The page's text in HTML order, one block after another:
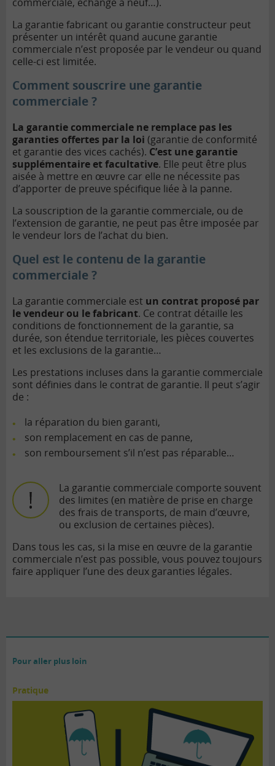
La garantie fabricant ou garantie constructeur peut
présenter un intérêt quand aucune garantie
commerciale n’est proposée par le vendeur ou quand
celle-ci est limitée.
Comment souscrire une garantie
commerciale ?
La garantie commerciale ne remplace pas les
garanties offertes par la loi (garantie de conformité
et garantie des vices cachés). C’est une garantie
supplémentaire et facultative. Elle peut être plus
aisée à mettre en œuvre car elle ne nécessite pas
d’apporter de preuve spécifique liée à la panne.
La souscription de la garantie commerciale, ou de
l’extension de garantie, ne peut pas être imposée par
le vendeur lors de l’achat du bien.
Quel est le contenu de la garantie
commerciale ?
La garantie commerciale est un contrat proposé par
le vendeur ou le fabricant. Ce contrat détaille les
conditions de fonctionnement de la garantie, sa
durée, son étendue territoriale, les pièces couvertes
et les exclusions de la garantie…
Les prestations incluses dans la garantie commerciale
sont définies dans le contrat de garantie. Il peut s’agir
de :
la réparation du bien garanti,
son remplacement en cas de panne,
son remboursement s’il n’est pas réparable…
La garantie commerciale comporte souvent
des limites (en matière de prise en charge
des frais de transports, de main d’œuvre,
ou exclusion de certaines pièces).
Dans tous les cas, si la mise en œuvre de la garantie
commerciale n’est pas possible, vous pouvez toujours
faire appliquer l’une des deux garanties légales.
Pour aller plus loin
Pratique